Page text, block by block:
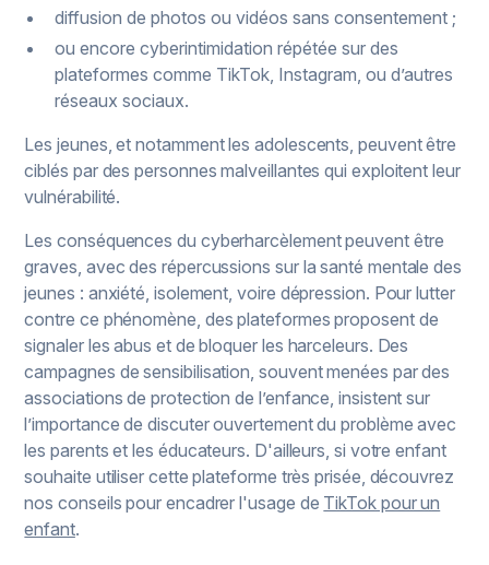
diffusion de photos ou vidéos sans consentement ;
ou encore cyberintimidation répétée sur des
plateformes comme TikTok, Instagram, ou d’autres
réseaux sociaux.
Les jeunes, et notamment les adolescents, peuvent être
ciblés par des personnes malveillantes qui exploitent leur
vulnérabilité.
Les conséquences du cyberharcèlement peuvent être
graves, avec des répercussions sur la santé mentale des
jeunes : anxiété, isolement, voire dépression. Pour lutter
contre ce phénomène, des plateformes proposent de
signaler les abus et de bloquer les harceleurs. Des
campagnes de sensibilisation, souvent menées par des
associations de protection de l’enfance, insistent sur
l’importance de discuter ouvertement du problème avec
les parents et les éducateurs. D'ailleurs, si votre enfant
souhaite utiliser cette plateforme très prisée, découvrez
nos conseils pour encadrer l'usage de TikTok pour un
enfant.